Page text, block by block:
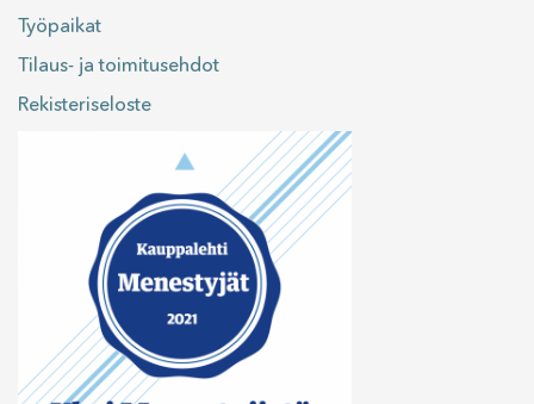
Työpaikat
Tilaus- ja toimitusehdot
Rekisteriseloste